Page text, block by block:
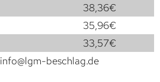
38,36€
35,96€
33,57€
info@lgm-beschlag.de